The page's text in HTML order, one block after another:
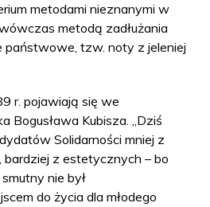
metodami nieznanymi w
metodą zadłużania
państwowe, tzw. noty z jeleniej
r. pojawiają się we
Bogusława Kubisza. „Dziś
Solidarności mniej z
z estetycznych – bo
nie był
do życia dla młodego